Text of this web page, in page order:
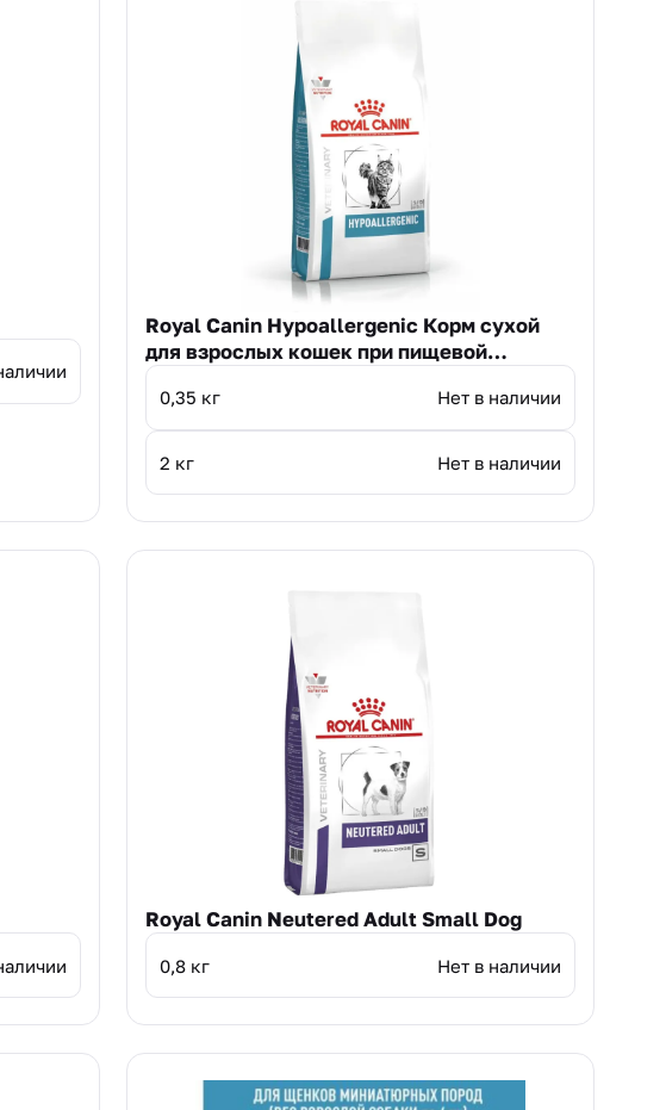
Royal Canin Hypoallergenic Корм сухой
для взрослых кошек при пищевой
аллергии
0,35 кг Нет в наличии
2 кг Нет в наличии
Royal Canin Neutered Adult Small Dog
0,8 кг Нет в наличии